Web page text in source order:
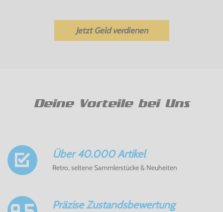
Jetzt Geld verdienen
Deine Vorteile bei Uns
Über 40.000 Artikel
Retro, seltene Sammlerstücke & Neuheiten
Präzise Zustandsbewertung